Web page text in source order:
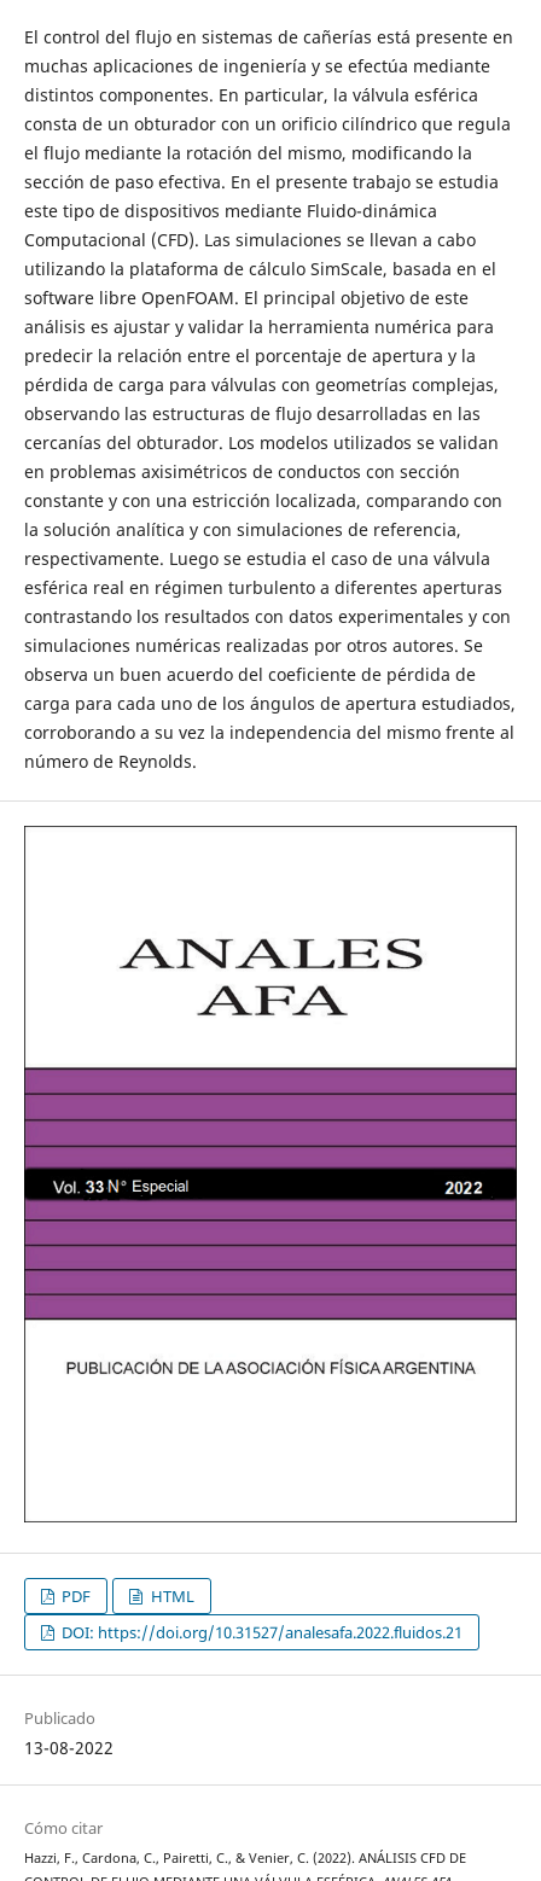
El control del flujo en sistemas de cañerías está presente en
muchas aplicaciones de ingeniería y se efectúa mediante
distintos componentes. En particular, la válvula esférica
consta de un obturador con un orificio cilíndrico que regula
el flujo mediante la rotación del mismo, modificando la
sección de paso efectiva. En el presente trabajo se estudia
este tipo de dispositivos mediante Fluido-dinámica
Computacional (CFD). Las simulaciones se llevan a cabo
utilizando la plataforma de cálculo SimScale, basada en el
software libre OpenFOAM. El principal objetivo de este
análisis es ajustar y validar la herramienta numérica para
predecir la relación entre el porcentaje de apertura y la
pérdida de carga para válvulas con geometrías complejas,
observando las estructuras de flujo desarrolladas en las
cercanías del obturador. Los modelos utilizados se validan
en problemas axisimétricos de conductos con sección
constante y con una estricción localizada, comparando con
la solución analítica y con simulaciones de referencia,
respectivamente. Luego se estudia el caso de una válvula
esférica real en régimen turbulento a diferentes aperturas
contrastando los resultados con datos experimentales y con
simulaciones numéricas realizadas por otros autores. Se
observa un buen acuerdo del coeficiente de pérdida de
carga para cada uno de los ángulos de apertura estudiados,
corroborando a su vez la independencia del mismo frente al
número de Reynolds.
PDF
HTML
DOI: https://doi.org/10.31527/analesafa.2022.fluidos.21
Publicado
13-08-2022
Cómo citar
Hazzi, F., Cardona, C., Pairetti, C., & Venier, C. (2022). ANÁLISIS CFD DE